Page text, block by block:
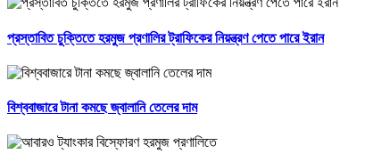
প্রস্তাবিত চুক্তিতে হরমুজ প্রণালির ট্রাফিকের নিয়ন্ত্রণ পেতে পারে ইরান
বিশ্ববাজারে টানা কমছে জ্বালানি তেলের দাম